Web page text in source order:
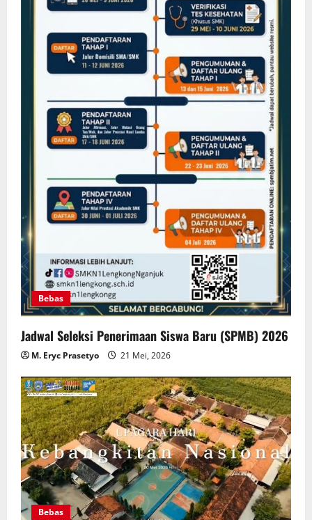
Bebas
Jadwal Seleksi Penerimaan Siswa Baru (SPMB) 2026
M. Eryc Prasetyo 21 Mei, 2026
Bebas